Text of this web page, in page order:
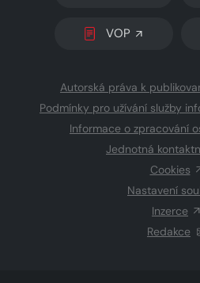
VOP
Autorská práva k
Podmínky pro užívání služby
Informace o zpracování
Jednotná
Cookies
Nastavení
Inzerce
Redakce